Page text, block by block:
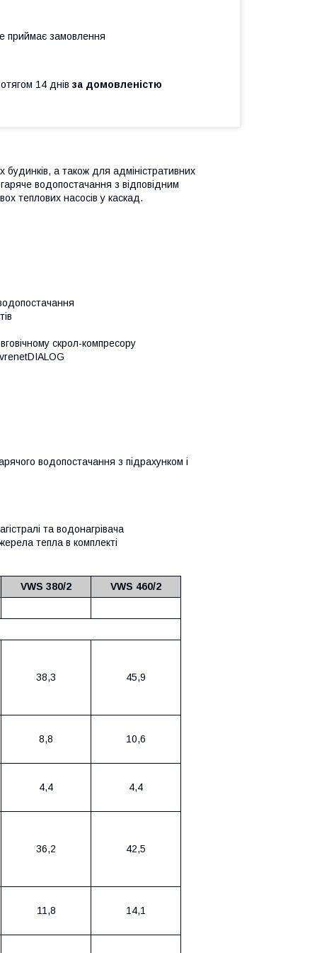
приймає замовлення
14 днів за домовленістю
а також для адміністративних
водопостачання з відповідним
теплових насосів у каскад.
скрол-компресору
водопостачання з підрахунком і
та водонагрівача
тепла в комплекті
VWS 380/2 VWS 460/2
38,3 45,9
8,8 10,6
4,4 4,4
36,2 42,5
11,8 14,1